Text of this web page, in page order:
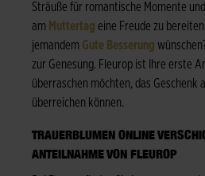
Sträuße für romantische Momente
am Muttertag eine Freude zu
jemandem Gute Besserung
zur Genesung. Fleurop ist Ihre erste
überraschen möchten, das Geschenk
überreichen können.
TRAUERBLUMEN ONLINE
ANTEILNAHME VON FLEUROP